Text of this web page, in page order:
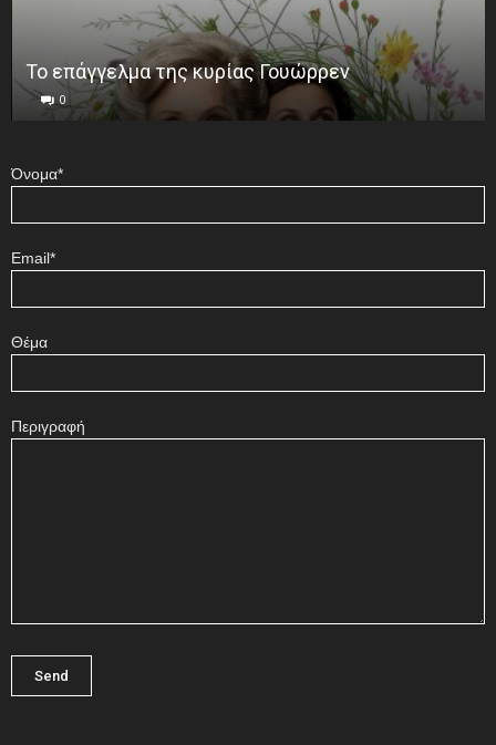
Το επάγγελμα της κυρίας Γουώρρεν
0
Όνομα*
Email*
Θέμα
Περιγραφή